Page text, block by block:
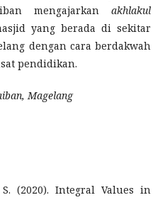
mengajarkan akhlakul
yang berada di sekitar
dengan cara berdakwah
pendidikan.
Magelang
(2020). Integral Values in